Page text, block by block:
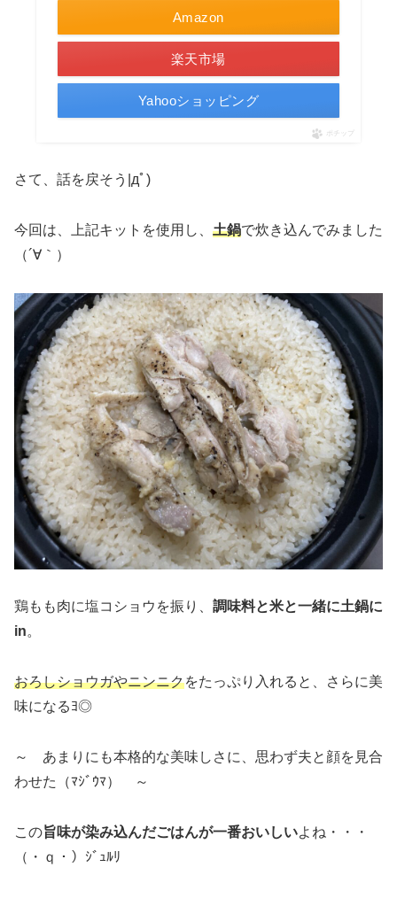
Amazon
楽天市場
Yahooショッピング
ポチップ
さて、話を戻そう|дﾟ)
今回は、上記キットを使用し、 土鍋で炊き込んでみました
（´∀｀）
鶏もも肉に塩コショウを振り、 調味料と米と一緒に土鍋に
in。
おろしショウガやニンニクをたっぷり入れると、さらに美
味になるﾖ◎
～ あまりにも本格的な美味しさに、思わず夫と顔を見合
わせた（ﾏｼﾞｳﾏ） ～
この旨味が染み込んだごはんが一番おいしいよね・・・
（・ｑ・）ｼﾞｭﾙﾘ